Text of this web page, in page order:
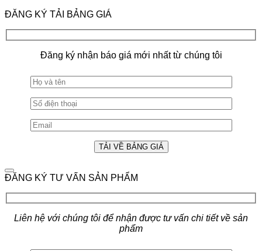
ĐĂNG KÝ TẢI BẢNG GIÁ
Đăng ký nhận báo giá mới nhất từ chúng tôi
ĐĂNG KÝ TƯ VẤN SẢN PHẨM
Liên hệ với chúng tôi để nhận được tư vấn chi tiết về sản
phẩm